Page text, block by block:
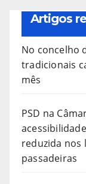
Artigos
No concelho
tradicionais
mês
PSD na
reduzida nos
passadeiras